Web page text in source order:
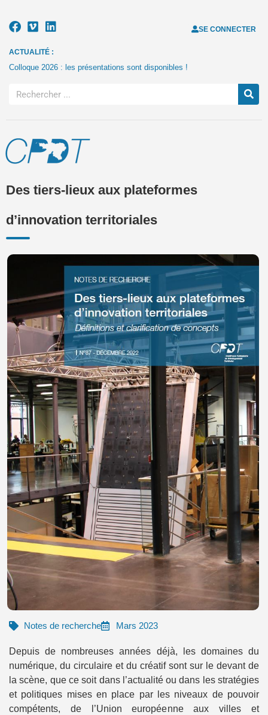
SE CONNECTER
ACTUALITÉ :
Colloque 2026 : les présentations sont disponibles !
Des tiers-lieux aux plateformes
d’innovation territoriales
Notes de recherche Mars 2023
Depuis de nombreuses années déjà, les domaines du
numérique, du circulaire et du créatif sont sur le devant de
la scène, que ce soit dans l’actualité ou dans les stratégies
et politiques mises en place par les niveaux de pouvoir
compétents, de l’Union européenne aux villes et